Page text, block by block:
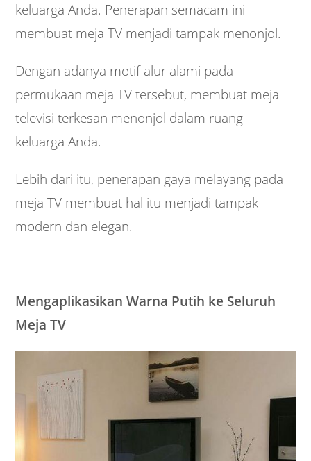
keluarga Anda. Penerapan semacam ini
membuat meja TV menjadi tampak menonjol.
Dengan adanya motif alur alami pada
permukaan meja TV tersebut, membuat meja
televisi terkesan menonjol dalam ruang
keluarga Anda.
Lebih dari itu, penerapan gaya melayang pada
meja TV membuat hal itu menjadi tampak
modern dan elegan.
Mengaplikasikan Warna Putih ke Seluruh
Meja TV